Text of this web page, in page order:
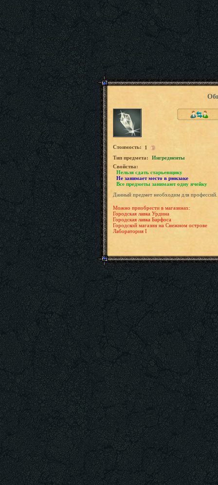
Стоимость:
1
Tип предмета:
Ингредиенты
Свойства:
Нельзя сдать старьевщику
Не занимает место в рюкзаке
Все предметы занимают одну ячейку
Данный предмет необходим для профессий.
Можно приобрести в магазинах:
Городская лавка Урдина
Городская лавка Барфоса
Городской магазин на Снежном острове
Лаборатория I